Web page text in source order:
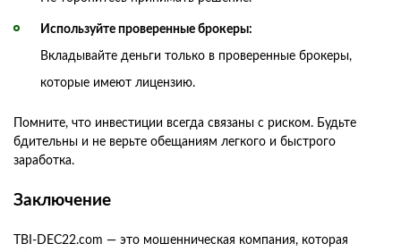
Используйте проверенные брокеры:
Вкладывайте деньги только в проверенные брокеры,
которые имеют лицензию.
Помните, что инвестиции всегда связаны с риском. Будьте
бдительны и не верьте обещаниям легкого и быстрого
заработка.
Заключение
TBI-DEC22.com — это мошенническая компания, которая